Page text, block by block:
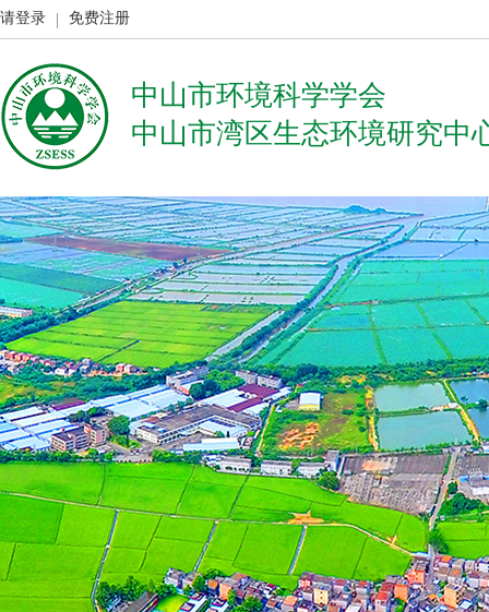
请登录 免费注册
中山市环境科学学会
中山市湾区生态环境研究中